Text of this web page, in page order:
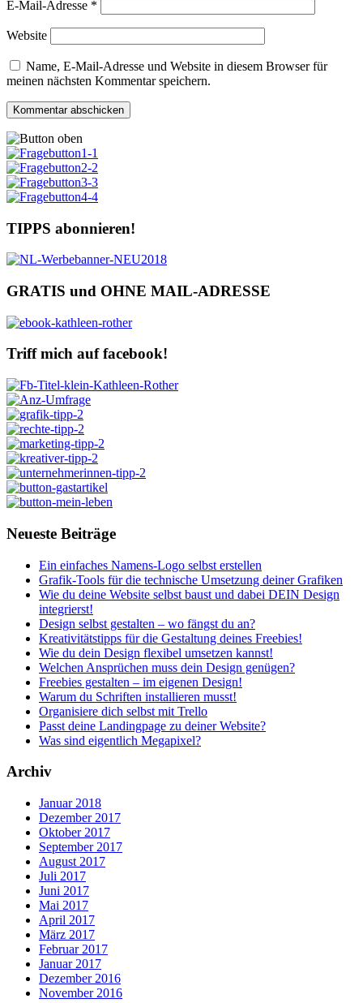
E-Mail-Adresse *
Website
Name, E-Mail-Adresse und Website in diesem Browser für
meinen nächsten Kommentar speichern.
TIPPS abonnieren!
GRATIS und OHNE MAIL-ADRESSE
Triff mich auf facebook!
Neueste Beiträge
Ein einfaches Namens-Logo selbst erstellen
Grafik-Tools für die technische Umsetzung deiner Grafiken
Wie du deine Website selbst baust und dabei DEIN Design
integrierst!
Design selbst gestalten – wo fängst du an?
Kreativitätstipps für die Gestaltung deines Freebies!
Wie du dein Design flexibel umsetzen kannst!
Welchen Ansprüchen muss dein Design genügen?
Freebies gestalten – im eigenen Design!
Warum du Schriften installieren musst!
Organisiere dich selbst mit Trello
Passt deine Landingpage zu deiner Website?
Was sind eigentlich Megapixel?
Archiv
Januar 2018
Dezember 2017
Oktober 2017
September 2017
August 2017
Juli 2017
Juni 2017
Mai 2017
April 2017
März 2017
Februar 2017
Januar 2017
Dezember 2016
November 2016